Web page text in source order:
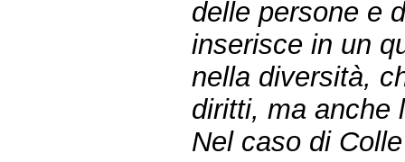
delle persone e
inserisce in un
nella diversità,
diritti, ma anche
Nel caso di